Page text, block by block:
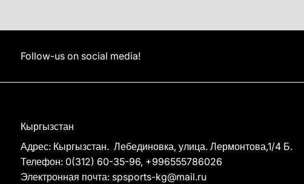
Follow-us on social media!
Кыргызстан
Адрес: Кыргызстан. Лебединовка, улица. Лермонтова,1/4 Б.
Телефон: 0(312) 60-35-96, +996555786026
Электронная почта: spsports-kg@mail.ru